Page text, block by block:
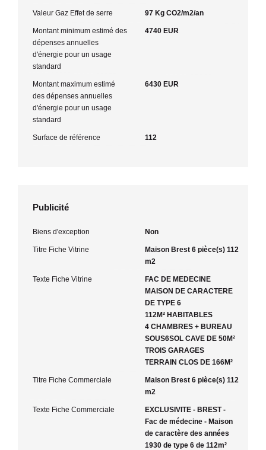
Valeur Gaz Effet de serre 97 Kg CO2/m2/an
Montant minimum estimé des
dépenses annuelles
d'énergie pour un usage
standard
4740 EUR
Montant maximum estimé
des dépenses annuelles
d'énergie pour un usage
standard
6430 EUR
Surface de référence 112
Publicité
Biens d'exception Non
Titre Fiche Vitrine
Maison Brest 6 pièce(s) 112
m2
Texte Fiche Vitrine
FAC DE MEDECINE
MAISON DE CARACTERE
DE TYPE 6
112M² HABITABLES
4 CHAMBRES + BUREAU
SOUS6SOL CAVE DE 50M²
TROIS GARAGES
TERRAIN CLOS DE 166M²
Titre Fiche Commerciale
Maison Brest 6 pièce(s) 112
m2
Texte Fiche Commerciale
EXCLUSIVITE - BREST -
Fac de médecine - Maison
de caractère des années
1930 de type 6 de 112m²